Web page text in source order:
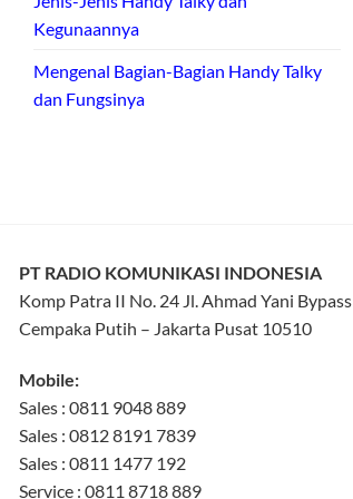
Kegunaannya
Mengenal Bagian-Bagian Handy Talky
dan Fungsinya
PT RADIO KOMUNIKASI INDONESIA
Komp Patra II No. 24 Jl. Ahmad Yani Bypass
Cempaka Putih – Jakarta Pusat 10510
Mobile:
Sales : 0811 9048 889
Sales : 0812 8191 7839
Sales : 0811 1477 192
Service : 0811 8718 889